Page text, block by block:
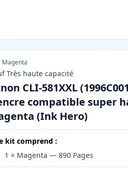
Magenta
Très haute capacité
CLI-581XXL
compatible super
(Ink Hero)
kit comprend :
1 × Magenta —890 Pages